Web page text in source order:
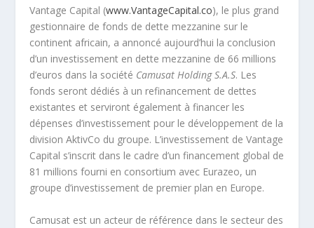
Vantage Capital (www.VantageCapital.co), le plus grand
gestionnaire de fonds de dette mezzanine sur le
continent africain, a annoncé aujourd’hui la conclusion
d’un investissement en dette mezzanine de 66 millions
d’euros dans la société Camusat Holding S.A.S. Les
fonds seront dédiés à un refinancement de dettes
existantes et serviront également à financer les
dépenses d’investissement pour le développement de la
division AktivCo du groupe. L’investissement de Vantage
Capital s’inscrit dans le cadre d’un financement global de
81 millions fourni en consortium avec Eurazeo, un
groupe d’investissement de premier plan en Europe.
Camusat est un acteur de référence dans le secteur des